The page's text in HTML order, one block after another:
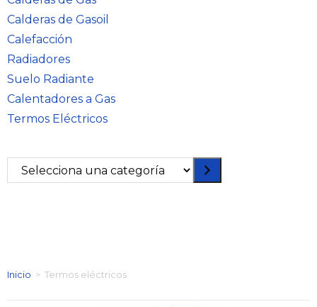
Calderas de Gasoil
Calefacción
Radiadores
Suelo Radiante
Calentadores a Gas
Termos Eléctricos
Inicio > Termos eléctricos